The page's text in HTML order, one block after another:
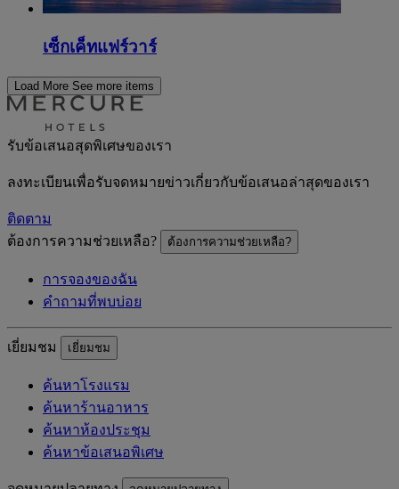
เซ็กเค็ทแฟร์วาร์
Load More See more items
รับข้อเสนอสุดพิเศษของเรา
ลงทะเบียนเพื่อรับจดหมายข่าวเกี่ยวกับข้อเสนอล่าสุดของเรา
ติดตาม
ต้องการความช่วยเหลือ?
ต้องการความช่วยเหลือ?
การจองของฉัน
คำถามที่พบบ่อย
เยี่ยมชม เยี่ยมชม
ค้นหาโรงแรม
ค้นหาร้านอาหาร
ค้นหาห้องประชุม
ค้นหาข้อเสนอพิเศษ